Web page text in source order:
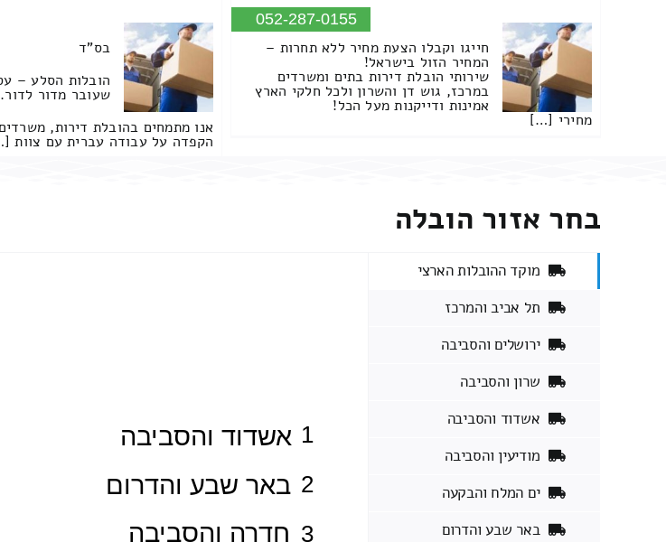
052-287-0155
חייגו וקבלו הצעת מחיר ללא תחרות –
המחיר הזול בישראל!
שירותי הובלת דירות בתים ומשרדים
במרכז, גוש דן והשרון ולכל חלקי הארץ
אמינות ודייקנות מעל הכל!
מחירי […]
בס"ד
הובלות הסלע –
שעובר מדור לדור.
אנו מתמחים בהובלת דירות,
הקפדה על עבודה עברית עם צוות
בחר אזור הובלה
מוקד ההובלות הארצי
תל אביב והמרכז
ירושלים והסביבה
שרון והסביבה
אשדוד והסביבה
מודיעין והסביבה
ים המלח והבקעה
באר שבע והדרום